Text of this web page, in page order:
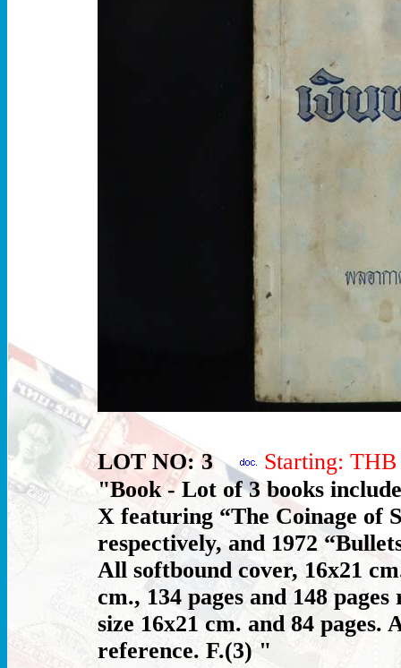
LOT NO: 3
Starting:
"Book - Lot of 3 books
X featuring “The Coinage of
respectively, and 1972
All softbound cover, 16x21
cm., 134 pages and 148
size 16x21 cm. and 84
reference. F.(3) "